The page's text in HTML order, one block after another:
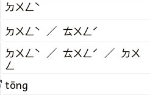
ㄉㄨㄥˋ
ㄉㄨㄥˋ ／ ㄊㄨㄥˊ
ㄉㄨㄥˋ ／ ㄊㄨㄥˊ ／ ㄉㄨ
ㄥ
tōng